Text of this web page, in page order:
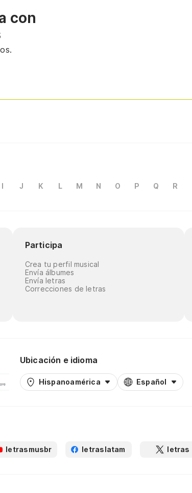
con
I J K L M N O P Q R
Participa
Crea tu perfil musical
Envía álbumes
Envía letras
Correcciones de letras
Ubicación e idioma
Hispanoamérica Español
letrasmusbr letraslatam letras